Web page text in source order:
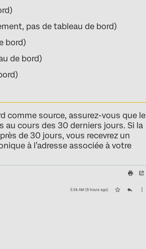
pas de tableau de bord)
bord)
de bord)
comme source, assurez-vous que le
au cours des 30 derniers jours. Si la
de 30 jours, vous recevrez un
à l’adresse associée à votre